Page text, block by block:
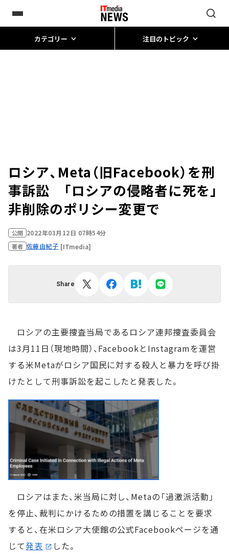
カテゴリー 注目のトピック
ロシア、Meta（旧Facebook）を刑
事訴訟 「ロシアの侵略者に死を」
非削除のポリシー変更で
公開 2022年03月12日 07時54分
著者 佐藤由紀子 [ITmedia]
Share
ロシアの主要捜査当局であるロシア連邦捜査委員会
は3月11日（現地時間）、FacebookとInstagramを運営
する米Metaがロシア国民に対する殺人と暴力を呼び掛
けたとして刑事訴訟を起こしたと発表した。
ロシアはまた、米当局に対し、Metaの「過激派活動」
を停止、裁判にかけるための措置を講じることを要求
すると、在米ロシア大使館の公式Facebookページを通
じて発表
した。